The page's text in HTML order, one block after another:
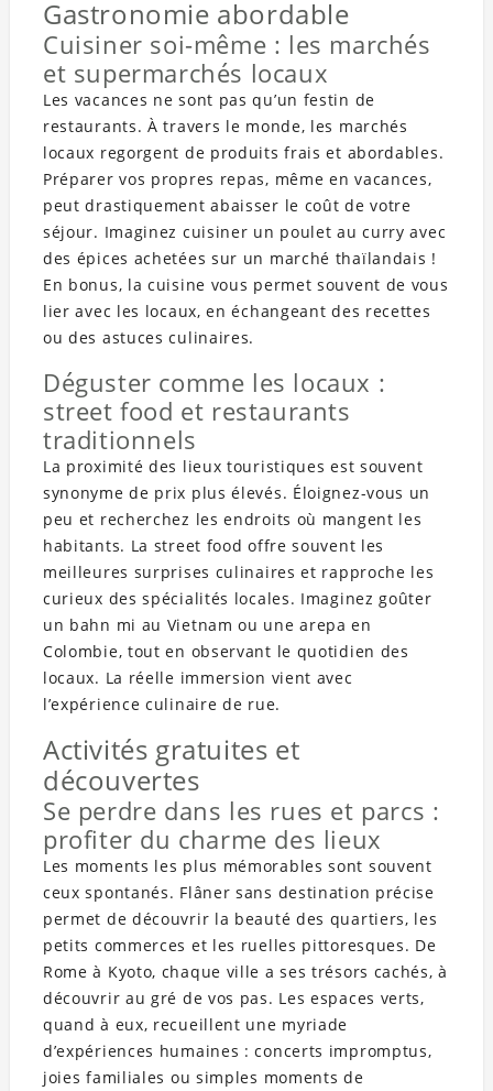
Gastronomie abordable
Cuisiner soi-même : les marchés
et supermarchés locaux
Les vacances ne sont pas qu’un festin de
restaurants. À travers le monde, les marchés
locaux regorgent de produits frais et abordables.
Préparer vos propres repas, même en vacances,
peut drastiquement abaisser le coût de votre
séjour. Imaginez cuisiner un poulet au curry avec
des épices achetées sur un marché thaïlandais !
En bonus, la cuisine vous permet souvent de vous
lier avec les locaux, en échangeant des recettes
ou des astuces culinaires.
Déguster comme les locaux :
street food et restaurants
traditionnels
La proximité des lieux touristiques est souvent
synonyme de prix plus élevés. Éloignez-vous un
peu et recherchez les endroits où mangent les
habitants. La street food offre souvent les
meilleures surprises culinaires et rapproche les
curieux des spécialités locales. Imaginez goûter
un bahn mi au Vietnam ou une arepa en
Colombie, tout en observant le quotidien des
locaux. La réelle immersion vient avec
l’expérience culinaire de rue.
Activités gratuites et
découvertes
Se perdre dans les rues et parcs :
profiter du charme des lieux
Les moments les plus mémorables sont souvent
ceux spontanés. Flâner sans destination précise
permet de découvrir la beauté des quartiers, les
petits commerces et les ruelles pittoresques. De
Rome à Kyoto, chaque ville a ses trésors cachés, à
découvrir au gré de vos pas. Les espaces verts,
quand à eux, recueillent une myriade
d’expériences humaines : concerts impromptus,
joies familiales ou simples moments de